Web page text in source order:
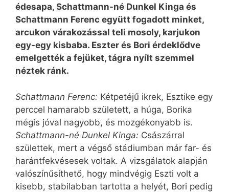
édesapa, Schattmann-né Dunkel Kinga és
Schattmann Ferenc együtt fogadott minket,
arcukon várakozással teli mosoly, karjukon
egy-egy kisbaba. Eszter és Bori érdeklődve
emelgették a fejüket, tágra nyílt szemmel
néztek ránk.
Schattmann Ferenc: Kétpetéjű ikrek, Esztike egy
perccel hamarabb született, a húga, Borika
mégis jóval nagyobb, és mozgékonyabb is.
Schattmann-né Dunkel Kinga: Császárral
születtek, mert a végső stádiumban már far- és
harántfekvésesek voltak. A vizsgálatok alapján
valószínűsíthető, hogy mindvégig Eszti volt a
kisebb, stabilabban tartotta a helyét, Bori pedig